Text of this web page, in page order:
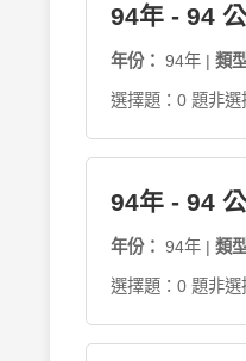
94年 - 94
年份： 94年 | 類
選擇題：0 題非選
94年 - 94
年份： 94年 | 類
選擇題：0 題非選